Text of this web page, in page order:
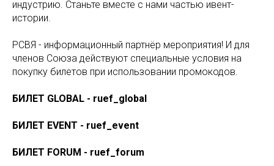
индустрию. Станьте вместе с нами частью ивент-
истории.
РСВЯ - информационный партнёр мероприятия! И для
членов Союза действуют специальные условия на
покупку билетов при использовании промокодов.
БИЛЕТ GLOBAL - ruef_global
БИЛЕТ EVENT - ruef_event
БИЛЕТ FORUM - ruef_forum